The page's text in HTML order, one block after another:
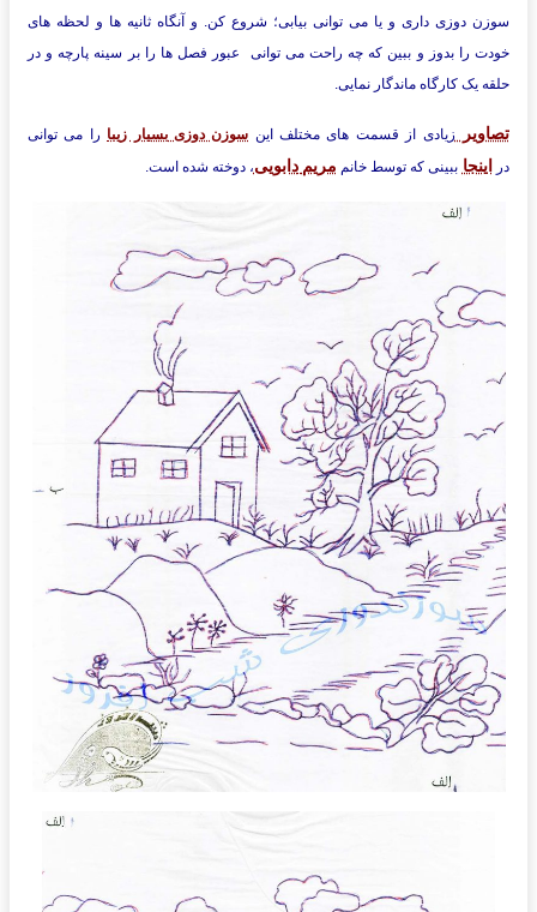
سوزن دوزی داری و یا می توانی بیابی؛ شروع کن. و آنگاه ثانیه ها و لحظه های
خودت را بدوز و ببین که چه راحت می توانی عبور فصل ها را بر سینه پارچه و در
حلقه یک کارگاه ماندگار نمایی.
تصاویر زیادی از قسمت های مختلف این سوزن دوزی بسیار زیبا را می توانی
در
اینجا ببینی که توسط خانم مریم دابویی، دوخته شده است.